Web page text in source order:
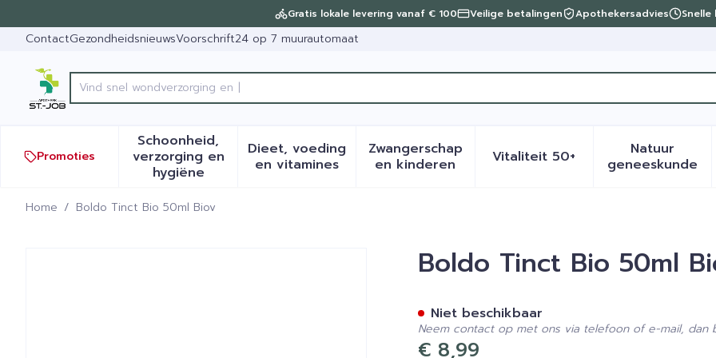
Gratis lokale levering vanaf € 100 Veilige betalingen Apothekersadvies Snelle
ContactGezondheidsnieuwsVoorschrift24 op 7 muurautomaat
Product, merk, categorie...
Vin
Promoties
Schoonheid,
verzorging en
hygiëneToon submenu voor Schoonheid, verzorging en hygiëne categorie
Dieet, voeding
en vitamines
Toon submenu voor Dieet, voeding en vitamines categorie
Zwangerschap
en kinderenToon submenu voor Zwangerschap en
Vitaliteit 50+Toon submenu voor
Natuur
geneeskunde
Toon
Home / Boldo Tinct Bio 50ml Biov
Boldo Tinct Bio 50ml
€ 8,99
Niet beschikbaar
Neem contact op met ons via telefoon of e-mail, dan